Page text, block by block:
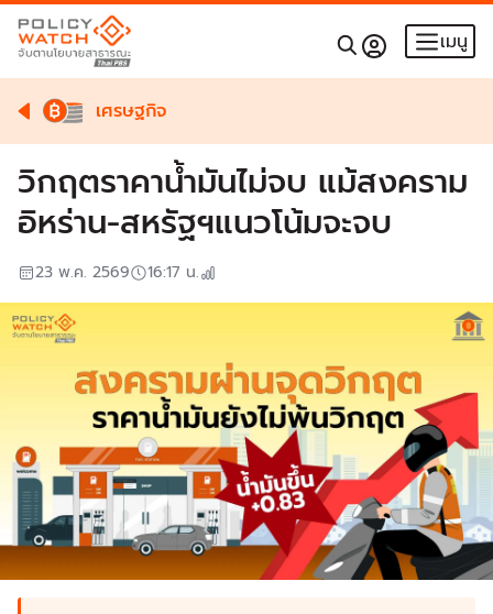
เมนู
เศรษฐกิจ
วิกฤตราคาน้ำมันไม่จบ แม้สงคราม
อิหร่าน-สหรัฐฯแนวโน้มจะจบ
23 พ.ค. 2569 16:17 น.